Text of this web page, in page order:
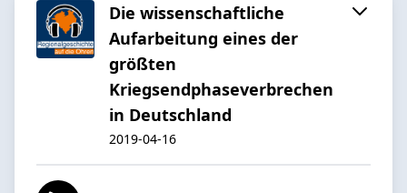
Die wissenschaftliche
Aufarbeitung eines der
größten
Kriegsendphaseverbrechen
in Deutschland
2019-04-16